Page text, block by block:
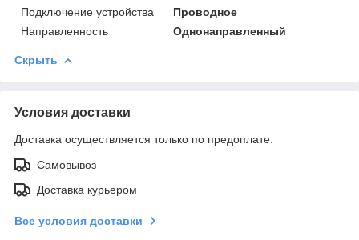
Подключение устройства
Проводное
Направленность
Однонаправленный
Скрыть
Условия доставки
Доставка осуществляется только по предоплате.
Самовывоз
Доставка курьером
Все условия доставки